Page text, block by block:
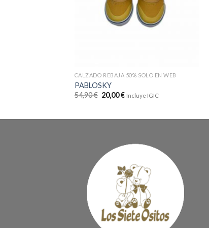
CALZADO REBAJA 50% SOLO EN WEB
PABLOSKY
54,90€ 20,00€ Incluye IGIC